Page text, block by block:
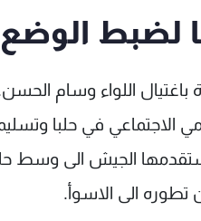
لضبط الوضع
اللواء وسام
في حلبا
الجيش الى وسط
الى الاسوأ.